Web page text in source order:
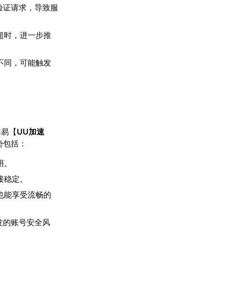
请求，导致服
时，进一步推
同，可能触发
【UU加速
括：
定。
能享受流畅的
的账号安全风